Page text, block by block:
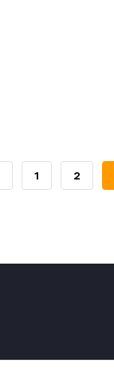
PAGE
1 PAGE
2